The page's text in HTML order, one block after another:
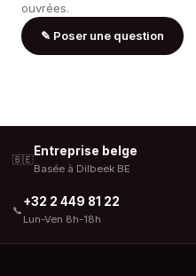
ouvrées.
✎ Poser une question
🇧🇪
Entreprise belge
Basée à Dilbeek BE
📞
+32 2 449 81 22
Lun-Ven 8h-18h